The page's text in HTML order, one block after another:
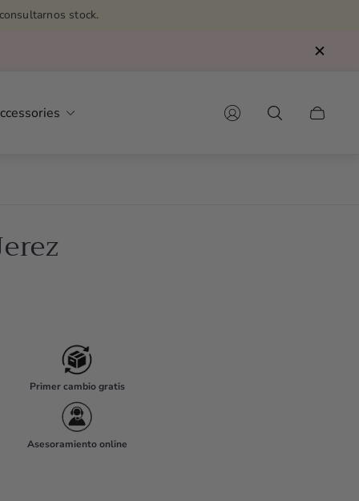
stock.
Cart
Primer cambio gratis
Asesoramiento online